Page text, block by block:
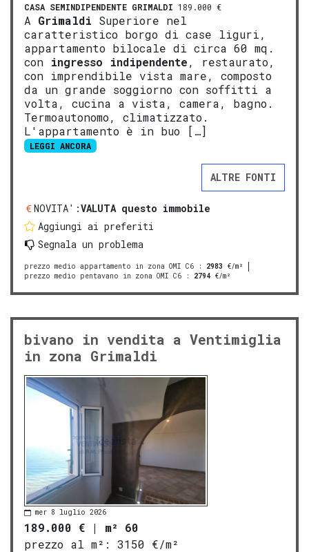
CASA SEMINDIPENDENTE GRIMALDI 189.000 €
A Grimaldi Superiore nel
caratteristico borgo di case liguri,
appartamento bilocale di circa 60 mq.
con ingresso indipendente, restaurato,
con imprendibile vista mare, composto
da un grande soggiorno con soffitti a
volta, cucina a vista, camera, bagno.
Termoautonomo, climatizzato.
L'appartamento è in buo […]
LEGGI ANCORA
ALTRE FONTI
NOVITA':VALUTA questo immobile
Aggiungi ai preferiti
Segnala un problema
prezzo medio appartamento in zona OMI C6 : 2983 €/m²
prezzo medio pentavano in zona OMI C6 : 2794 €/m²
bivano in vendita a Ventimiglia
in zona Grimaldi
mer 8 luglio 2026
189.000 € | m² 60
prezzo al m²:
3150 €/m²